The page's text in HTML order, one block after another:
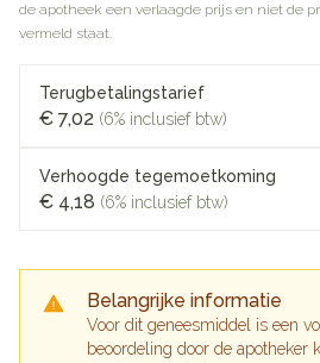
de apotheek een verlaagde prijs en niet de
vermeld staat.
Terugbetalingstarief
€ 7,02 (6% inclusief btw)
Verhoogde tegemoetkoming
€ 4,18 (6% inclusief btw)
Belangrijke informatie
Voor dit geneesmiddel is een
beoordeling door de apotheker